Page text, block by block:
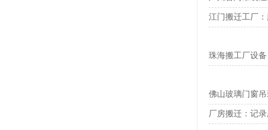
江门搬迁工厂
珠海搬工厂设
佛山玻璃门窗
厂房搬迁：记